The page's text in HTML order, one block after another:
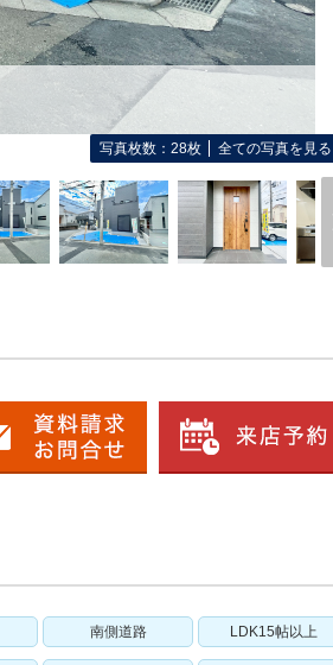
写真枚数：28枚 全ての写真を見る
南側道路 LDK15帖以上